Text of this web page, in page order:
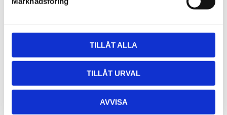
TILLÅT ALLA
TILLÅT URVAL
AVVISA
Gäller om produkten är en Fyndvara.
Vid outlösta/leveranshinder/ingen på plats skickade med DHL
ServicePoint/Airmee Hemleverans (små paket) debiterar vi 295 kr
inkl. moms.
Paket (företag) debiterar vi 495 kr inkl. moms.